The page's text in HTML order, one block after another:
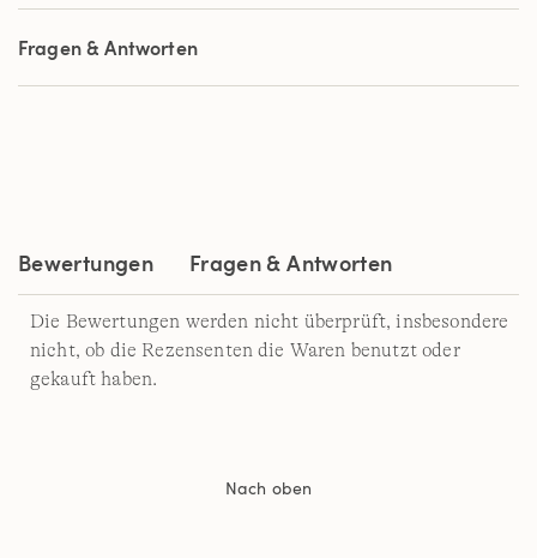
5
Sternen,
Durchschnittswert
Bewertung.
Fragen & Antworten
Bewertungen Fragen & Antworten
Die Bewertungen werden nicht überprüft, insbesondere
nicht, ob die Rezensenten die Waren benutzt oder
gekauft haben.
Nach oben